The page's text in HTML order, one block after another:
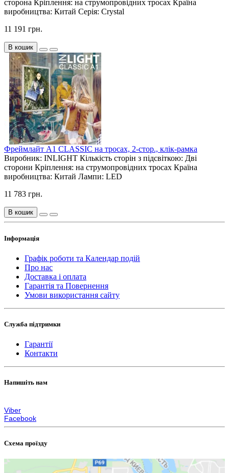
сторона Кріплення: на струмопровідних тросах Країна
виробництва: Китай Серія: Crystal
11 191 грн.
В кошик
Фреймлайт А1 CLASSIC на тросах, 2-стор., клік-рамка
Виробник: INLIGHT Кількість сторін з підсвіткою: Дві
сторони Кріплення: на струмопровідних тросах Країна
виробництва: Китай Лампи: LED
11 783 грн.
В кошик
Інформація
Графік роботи та Календар подій
Про нас
Доставка і оплата
Гарантія та Повернення
Умови використання сайту
Служба підтримки
Гарантії
Контакти
Напишіть нам
Viber
Facebook
Схема проїзду